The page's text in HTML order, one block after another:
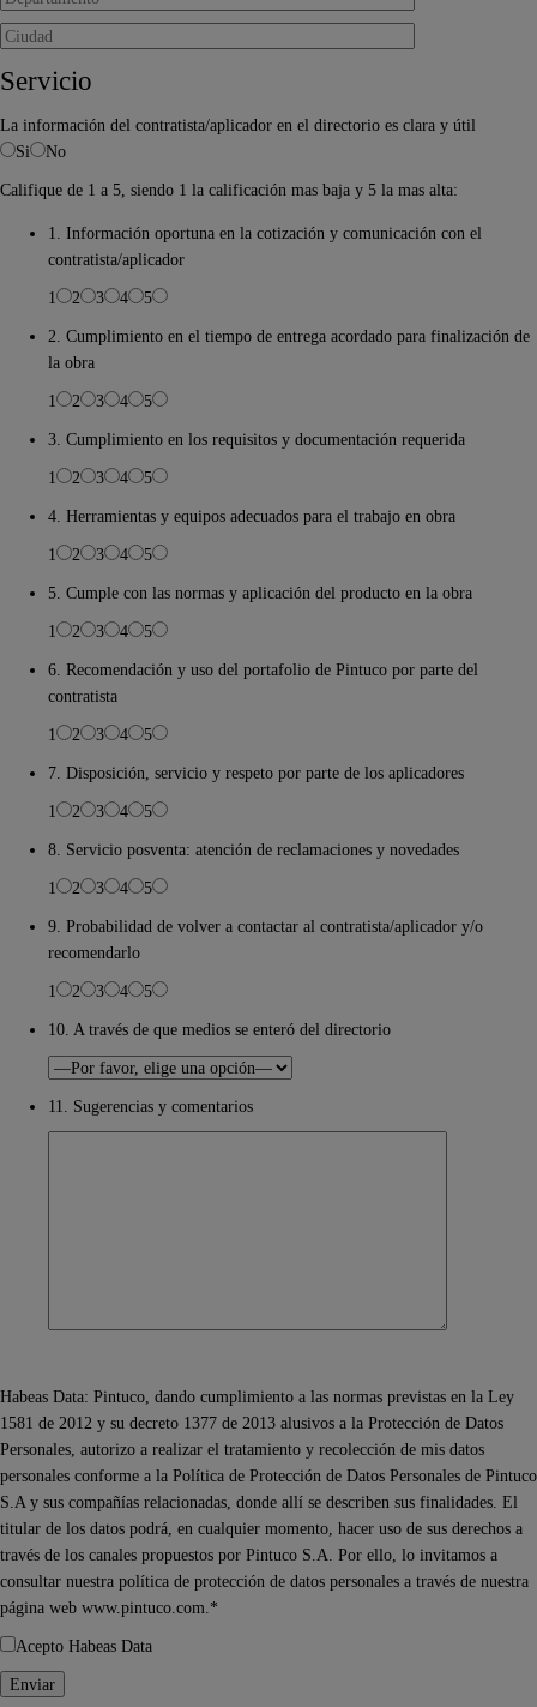
Servicio
La información del contratista/aplicador en el directorio es clara y útil
Si
No
Califique de 1 a 5, siendo 1 la calificación mas baja y 5 la mas alta:
1. Información oportuna en la cotización y comunicación con el
contratista/aplicador
1
2 3 4
5
2. Cumplimiento en el tiempo de entrega acordado para finalización de
la obra
1
2 3 4
5
3. Cumplimiento en los requisitos y documentación requerida
1
2 3 4
5
4. Herramientas y equipos adecuados para el trabajo en obra
1
2 3 4
5
5. Cumple con las normas y aplicación del producto en la obra
1
2 3 4
5
6. Recomendación y uso del portafolio de Pintuco por parte del
contratista
1
2 3 4
5
7. Disposición, servicio y respeto por parte de los aplicadores
1
2 3 4
5
8. Servicio posventa: atención de reclamaciones y novedades
1
2 3 4
5
9. Probabilidad de volver a contactar al contratista/aplicador y/o
recomendarlo
1
2 3 4
5
10. A través de que medios se enteró del directorio
11. Sugerencias y comentarios
Habeas Data: Pintuco, dando cumplimiento a las normas previstas en la Ley
1581 de 2012 y su decreto 1377 de 2013 alusivos a la Protección de Datos
Personales, autorizo a realizar el tratamiento y recolección de mis datos
personales conforme a la Política de Protección de Datos Personales de Pintuco
S.A y sus compañías relacionadas, donde allí se describen sus finalidades. El
titular de los datos podrá, en cualquier momento, hacer uso de sus derechos a
través de los canales propuestos por Pintuco S.A. Por ello, lo invitamos a
consultar nuestra política de protección de datos personales a través de nuestra
página web www.pintuco.com.*
Acepto Habeas Data